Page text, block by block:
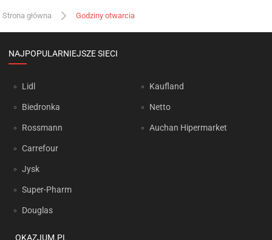
Strona główna Godziny otwarcia
NAJPOPULARNIEJSZE SIECI
Lidl
Biedronka
Rossmann
Carrefour
Jysk
Super-Pharm
Douglas
Kaufland
Netto
Auchan Hipermarket
OKAZJUM.PL